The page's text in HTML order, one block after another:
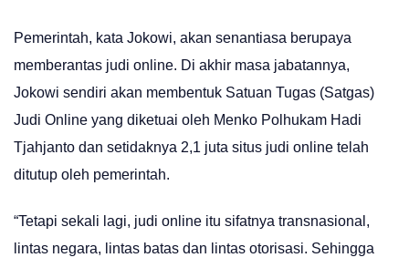
Pemerintah, kata Jokowi, akan senantiasa berupaya
memberantas judi online. Di akhir masa jabatannya,
Jokowi sendiri akan membentuk Satuan Tugas (Satgas)
Judi Online yang diketuai oleh Menko Polhukam Hadi
Tjahjanto dan setidaknya 2,1 juta situs judi online telah
ditutup oleh pemerintah.
“Tetapi sekali lagi, judi online itu sifatnya transnasional,
lintas negara, lintas batas dan lintas otorisasi. Sehingga